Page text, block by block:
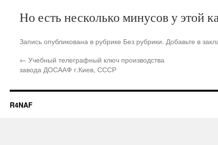
Но есть несколько минусов у этой
Запись опубликована в рубрике Без рубрики. Добавьте в
← Учебный телеграфный ключ производства
завода ДОСААФ г.Киев, СССР
R4NAF